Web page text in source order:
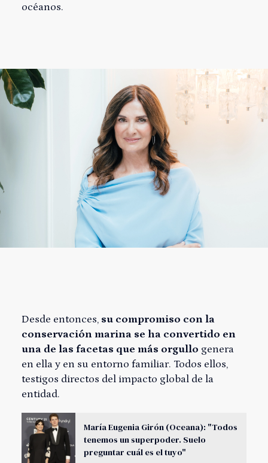
océanos.
Desde entonces, su compromiso con la
conservación marina se ha convertido en
una de las facetas que más orgullo genera
en ella y en su entorno familiar. Todos ellos,
testigos directos del impacto global de la
entidad.
María Eugenia Girón (Oceana): "Todos
tenemos un superpoder. Suelo
preguntar cuál es el tuyo"